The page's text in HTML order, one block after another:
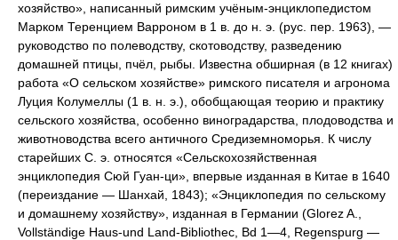
хозяйство», написанный римским учёным-энциклопедистом
Марком Теренцием Варроном в 1 в. до н. э. (рус. пер. 1963), —
руководство по полеводству, скотоводству, разведению
домашней птицы, пчёл, рыбы. Известна обширная (в 12 книгах)
работа «О сельском хозяйстве» римского писателя и агронома
Луция Колумеллы (1 в. н. э.), обобщающая теорию и практику
сельского хозяйства, особенно виноградарства, плодоводства и
животноводства всего античного Средиземноморья. К числу
старейших С. э. относятся «Сельскохозяйственная
энциклопедия Сюй Гуан-ци», впервые изданная в Китае в 1640
(переиздание — Шанхай, 1843); «Энциклопедия по сельскому
и домашнему хозяйству», изданная в Германии (Glorez A.,
Vollständige Haus-und Land-Bibliothec, Bd 1—4, Regenspurg —